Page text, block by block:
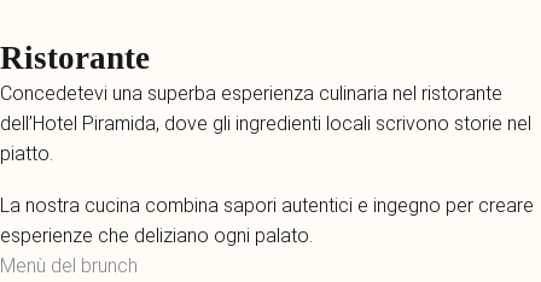
Ristorante
Concedetevi una superba esperienza culinaria nel ristorante
dell’Hotel Piramida, dove gli ingredienti locali scrivono storie nel
piatto.
La nostra cucina combina sapori autentici e ingegno per creare
esperienze che deliziano ogni palato.
Menù del brunch